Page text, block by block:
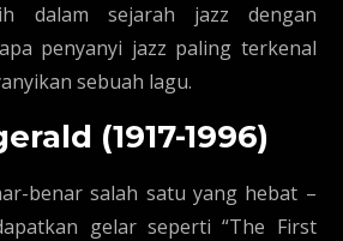
dalam sejarah jazz dengan
penyanyi jazz paling terkenal
sebuah lagu.
(1917-1996)
benar salah satu yang hebat –
gelar seperti “The First